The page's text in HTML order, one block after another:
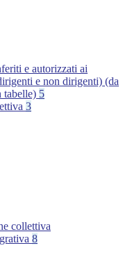
e autorizzati ai
e non dirigenti) (da
tabelle) 5
3
collettiva
8